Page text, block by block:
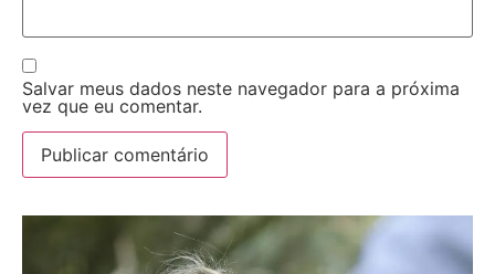
Salvar meus dados neste navegador para a próxima
vez que eu comentar.